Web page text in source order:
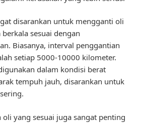
disarankan untuk mengganti oli
sesuai dengan
Biasanya, interval penggantian
setiap 5000-10000 kilometer.
dalam kondisi berat
tempuh jauh, disarankan untuk
yang sesuai juga sangat penting